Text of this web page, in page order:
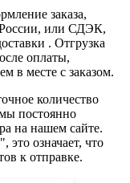
заказа,
России, или СДЭК,
. Отгрузка
оплаты,
в месте с заказом.
количество
постоянно
на нашем сайте.
это означает, что
к отправке.